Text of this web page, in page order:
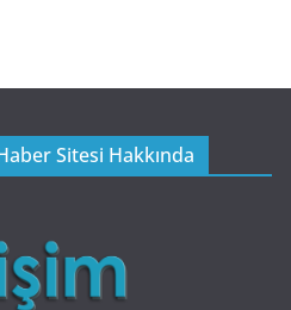
Sitesi Hakkında